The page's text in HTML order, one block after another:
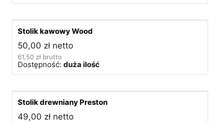
Stolik kawowy Wood
50,00 zł netto
61,50 zł brutto
Dostępność: duża ilość
Stolik drewniany Preston
49,00 zł netto